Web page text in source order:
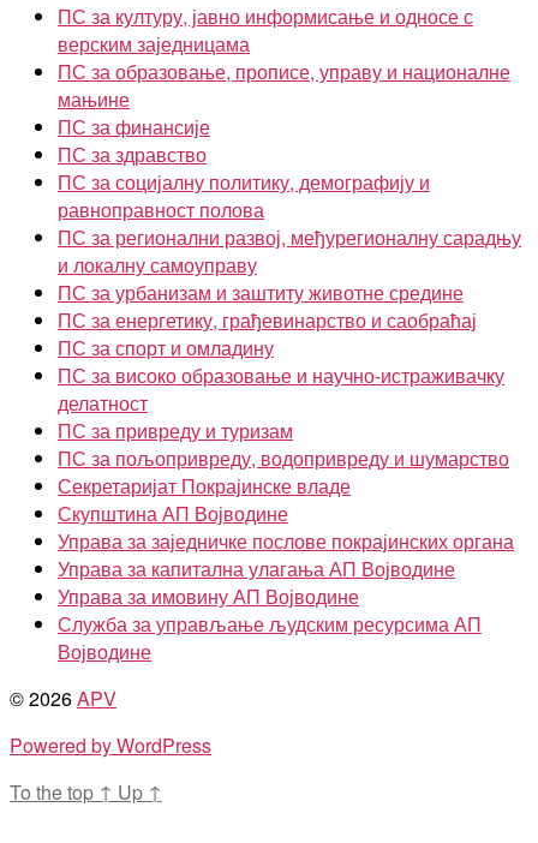
ПС за културу, јавно информисање и односе с
верским заједницама
ПС за образовање, прописе, управу и националне
мањине
ПС за финансије
ПС за здравство
ПС за социјалну политику, демографију и
равноправност полова
ПС за регионални развој, међурегионалну сарадњу
и локалну самоуправу
ПС за урбанизам и заштиту животне средине
ПС за енергетику, грађевинарство и саобраћај
ПС за спорт и омладину
ПС за високо образовање и научно-истраживачку
делатност
ПС за привреду и туризам
ПС за пољопривреду, водопривреду и шумарство
Секретаријат Покрајинске владе
Скупштина АП Војводине
Управа за заједничке послове покрајинских органа
Управа за капитална улагања АП Војводине
Управа за имовину АП Војводине
Служба за управљање људским ресурсима АП
Војводине
© 2026APV
Powered by WordPress
To the top ↑ Up ↑